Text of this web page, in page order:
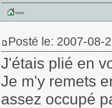
Posté le: 2007-08-
J'étais plié en
Je m'y remets
assez occupé